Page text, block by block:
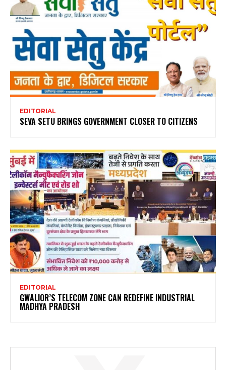
EDITORIAL
SEVA SETU BRINGS GOVERNMENT CLOSER TO CITIZENS
EDITORIAL
GWALIOR’S TELECOM ZONE CAN REDEFINE INDUSTRIAL
MADHYA PRADESH